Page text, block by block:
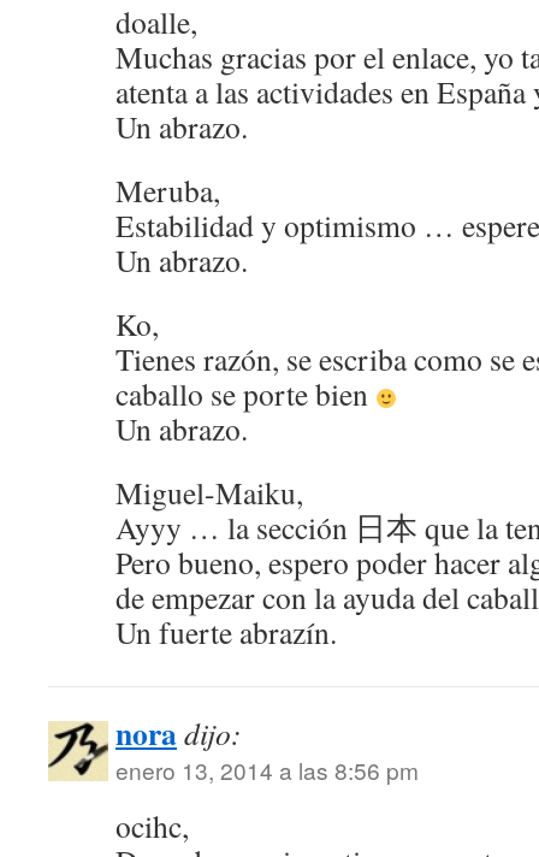
doalle,
Muchas gracias por el enlace, yo
atenta a las actividades en España
Un abrazo.
Meruba,
Estabilidad y optimismo …
Un abrazo.
Ko,
Tienes razón, se escriba como se
caballo se porte bien
Un abrazo.
Miguel-Maiku,
Ayyy … la sección 日本 que la
Pero bueno, espero poder hacer
de empezar con la ayuda del
Un fuerte abrazín.
noradijo:
enero 13, 2014 a las 8:56 pm
ocihc,